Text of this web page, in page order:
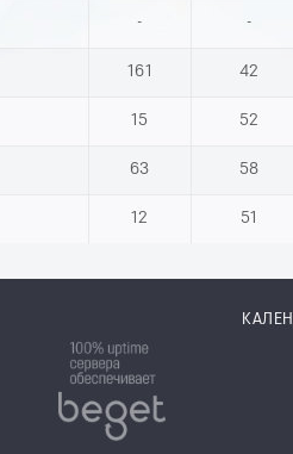
- -
161 42
15 52
63 58
12 51